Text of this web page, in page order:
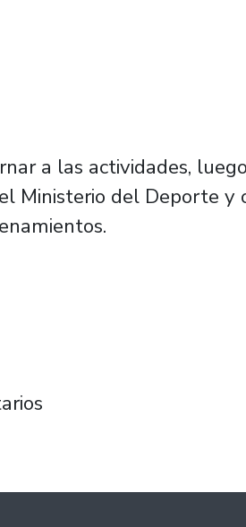
a las actividades,
Ministerio del Deporte
en esta